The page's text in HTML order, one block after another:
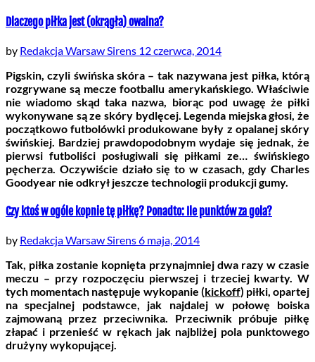
Dlaczego piłka jest (okrągła) owalna?
by Redakcja Warsaw Sirens 12 czerwca, 2014
Pigskin, czyli świńska skóra – tak nazywana jest piłka, którą
rozgrywane są mecze footballu amerykańskiego. Właściwie
nie wiadomo skąd taka nazwa, biorąc pod uwagę że piłki
wykonywane są ze skóry bydlęcej. Legenda miejska głosi, że
początkowo futbolówki produkowane były z opalanej skóry
świńskiej. Bardziej prawdopodobnym wydaje się jednak, że
pierwsi futboliści posługiwali się piłkami ze… świńskiego
pęcherza. Oczywiście działo się to w czasach, gdy Charles
Goodyear nie odkrył jeszcze technologii produkcji gumy.
Czy ktoś w ogóle kopnie tę piłkę? Ponadto: Ile punktów za gola?
by Redakcja Warsaw Sirens6 maja, 2014
Tak, piłka zostanie kopnięta przynajmniej dwa razy w czasie
meczu – przy rozpoczęciu pierwszej i trzeciej kwarty. W
tych momentach następuje wykopanie (kickoff) piłki, opartej
na specjalnej podstawce, jak najdalej w połowę boiska
zajmowaną przez przeciwnika. Przeciwnik próbuje piłkę
złapać i przenieść w rękach jak najbliżej pola punktowego
drużyny wykopującej.